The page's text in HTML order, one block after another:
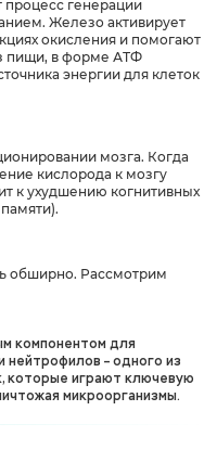
генерации
Железо активирует
окисления и помогают
пищи, в форме АТФ
энергии для клеток
мозга. Когда
кислорода к мозгу
к ухудшению когнитивных
обширно. Рассмотрим
компонентом для
нейтрофилов – одного из
которые играют ключевую
микроорганизмы.